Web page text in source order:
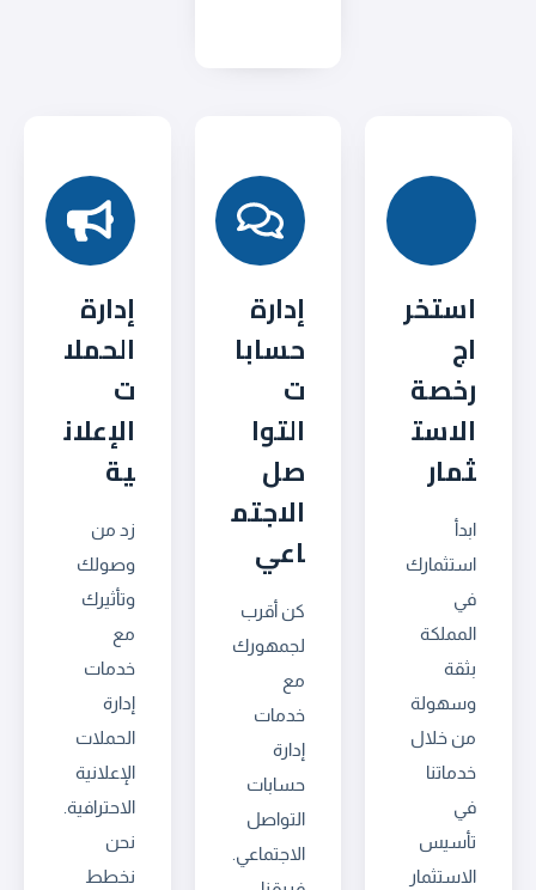
استخر
اج
رخصة
الاست
ثمار
ابدأ
استثمارك
في
المملكة
بثقة
وسهولة
من خلال
خدماتنا
في
تأسيس
الاستثمار
إدارة
حسابا
ت
التوا
صل
الاجتم
اعي
كن أقرب
لجمهورك
مع
خدمات
إدارة
حسابات
التواصل
الاجتماعي.
إدارة
الحملا
ت
الإعلان
ية
زد من
وصولك
وتأثيرك
مع
خدمات
إدارة
الحملات
الإعلانية
الاحترافية.
نحن
نخطط